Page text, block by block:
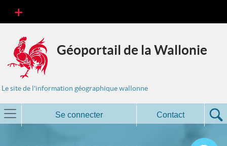
Géoportail de la Wallonie
Le site de l'information géographique wallonne
Se connecter Contact